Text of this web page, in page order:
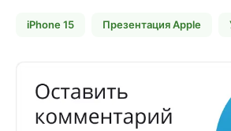
iPhone 15 Презентация Apple